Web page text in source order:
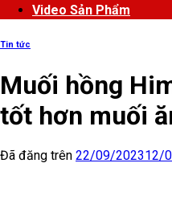
Video Sản Phẩm
Tin tức
Muối hồng
tốt hơn muối
Đã đăng trên 22/09/202312/